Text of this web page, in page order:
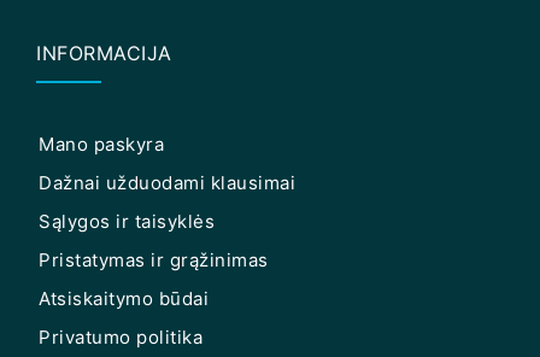
INFORMACIJA
Mano paskyra
Dažnai užduodami klausimai
Sąlygos ir taisyklės
Pristatymas ir grąžinimas
Atsiskaitymo būdai
Privatumo politika